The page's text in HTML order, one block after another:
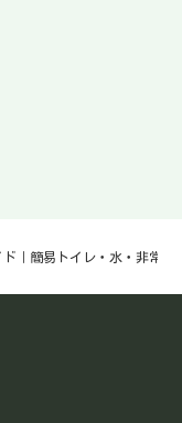
｜簡易トイレ・水・非常